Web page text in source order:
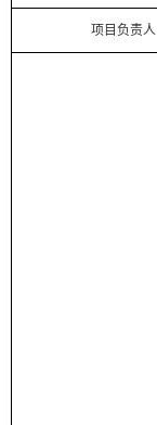
项目 负责人